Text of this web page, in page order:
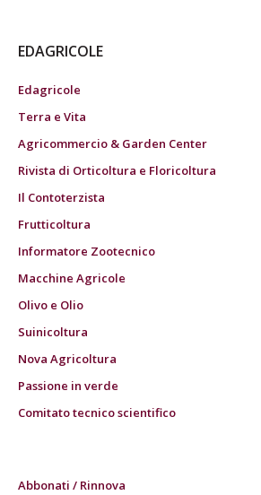
EDAGRICOLE
Edagricole
Terra e Vita
Agricommercio & Garden Center
Rivista di Orticoltura e Floricoltura
Il Contoterzista
Frutticoltura
Informatore Zootecnico
Macchine Agricole
Olivo e Olio
Suinicoltura
Nova Agricoltura
Passione in verde
Comitato tecnico scientifico
Abbonati / Rinnova